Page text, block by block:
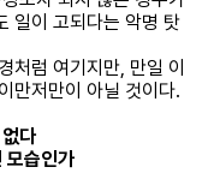
일이 고되다는 악명 탓
처럼 여기지만, 만일 이
만저만이 아닐 것이다.
다
모습인가